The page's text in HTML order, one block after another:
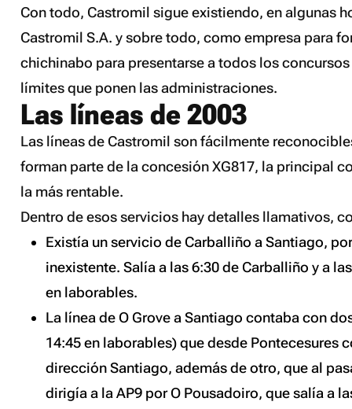
Con todo, Castromil sigue existiendo, en algunas
Castromil S.A. y sobre todo, como empresa para
chichinabo para presentarse a todos los
límites que ponen las administraciones.
Las líneas de 2003
Las líneas de Castromil son fácilmente
forman parte de la concesión XG817, la principal
la más rentable.
Dentro de esos servicios hay detalles llamativos,
Existía un servicio de Carballiño a Santiago,
inexistente. Salía a las 6:30 de Carballiño y a
en laborables.
La línea de O Grove a Santiago contaba con
14:45 en laborables) que desde Pontecesures
dirección Santiago, además de otro, que al
dirigía a la AP9 por O Pousadoiro, que salía a